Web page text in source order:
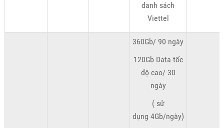
danh sách
Viettel
360Gb/ 90 ngày
120Gb Data tốc
độ cao/ 30
ngày
( sử
dụng 4Gb/ngày)